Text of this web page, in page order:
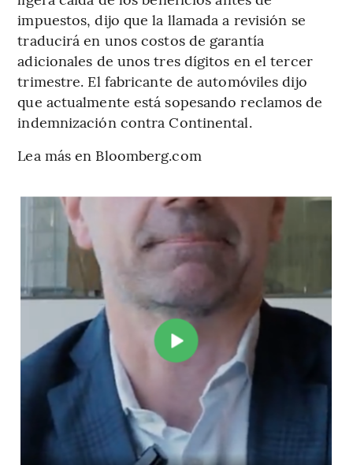
impuestos, dijo que la llamada a revisión se
traducirá en unos costos de garantía
adicionales de unos tres dígitos en el tercer
trimestre. El fabricante de automóviles dijo
que actualmente está sopesando reclamos de
indemnización contra Continental.
Lea más en Bloomberg.com